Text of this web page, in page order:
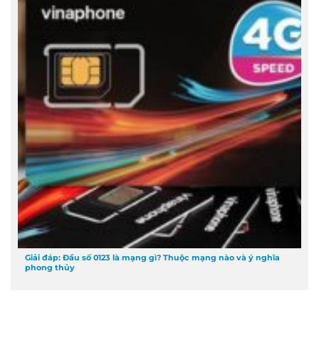
Giải đáp: Đầu số 0123 là mạng gì? Thuộc mạng nào và ý nghĩa
phong thủy